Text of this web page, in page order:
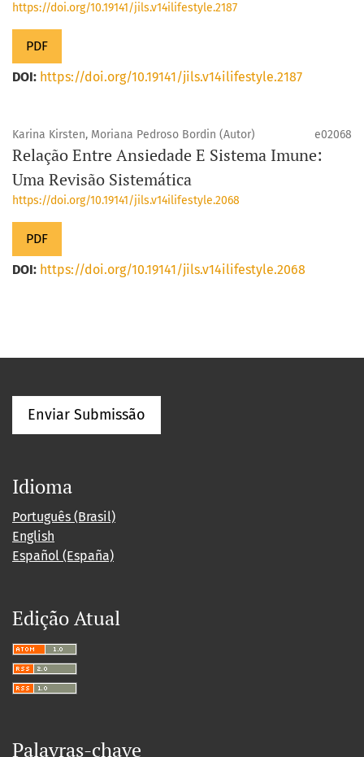
https://doi.org/10.19141/jils.v14ilifestyle.2187
PDF
DOI: https://doi.org/10.19141/jils.v14ilifestyle.2187
Karina Kirsten, Moriana Pedroso Bordin (Autor) e02068
Relação Entre Ansiedade E Sistema Imune:
Uma Revisão Sistemática
https://doi.org/10.19141/jils.v14ilifestyle.2068
PDF
DOI: https://doi.org/10.19141/jils.v14ilifestyle.2068
Enviar Submissão
Idioma
Português (Brasil)
English
Español (España)
Edição Atual
Palavras-chave